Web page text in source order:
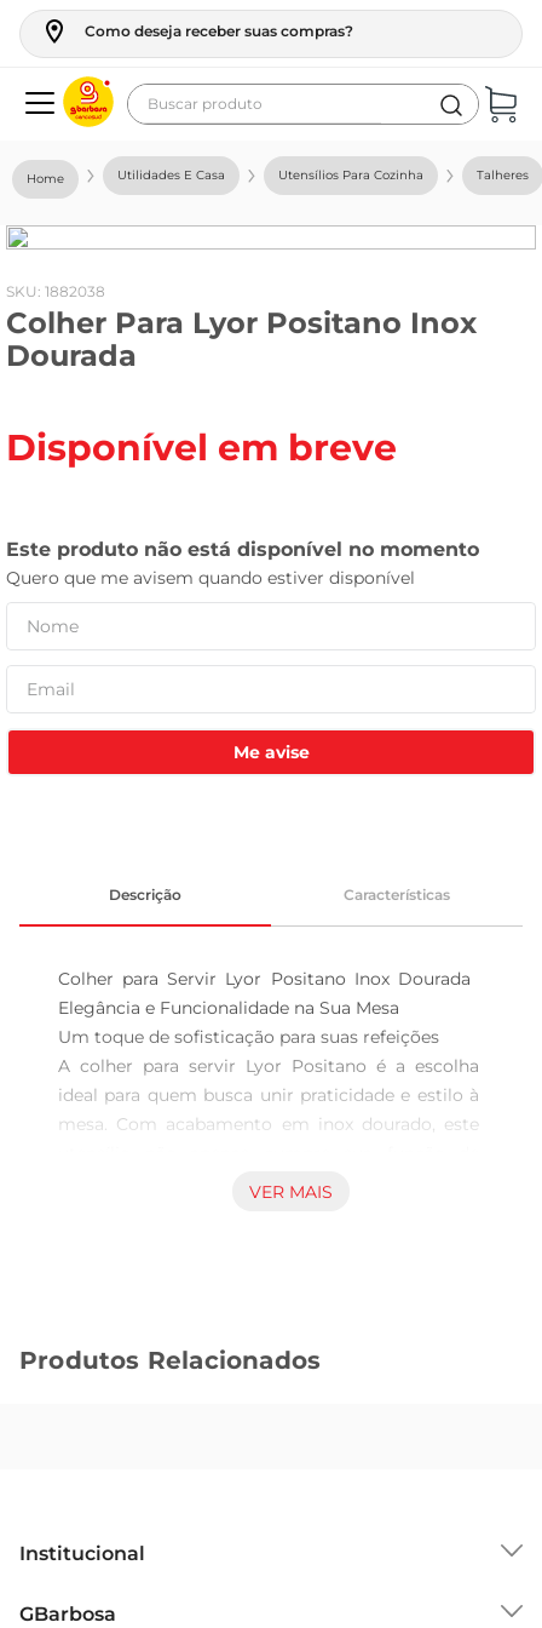
Como deseja receber suas compras?
Buscar produto
Utilidades E Casa Utensílios Para Cozinha Talheres
: 1882038
Colher Para Lyor Positano Inox
Dourada
Disponível em breve
Me avise
Descrição Características
Colher para Servir Lyor Positano Inox Dourada
Elegância e Funcionalidade na Sua Mesa
Um toque de sofisticação para suas refeições
A colher para servir Lyor Positano é a escolha
ideal para quem busca unir praticidade e estilo à
mesa. Com acabamento em inox dourado, este
servir, mas também adiciona um toque de
Produzida em aço inoxidável, a colher para servir
visual luxuoso, ideal para quem apreciadetalhes
Versatilidade no uso
VER MAIS
Produtos Relacionados
Institucional
GBarbosa
geladeira
fogao
café
cerveja
leite
tv